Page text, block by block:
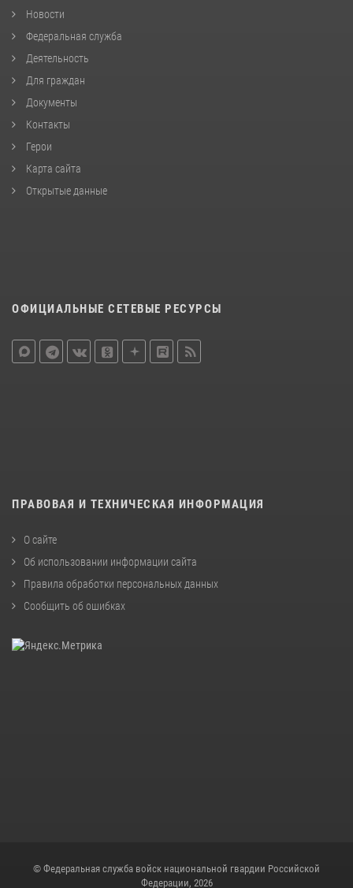
Новости
Федеральная служба
Деятельность
Для граждан
Документы
Контакты
Герои
Карта сайта
Открытые данные
ОФИЦИАЛЬНЫЕ СЕТЕВЫЕ РЕСУРСЫ
ПРАВОВАЯ И ТЕХНИЧЕСКАЯ ИНФОРМАЦИЯ
О сайте
Об использовании информации сайта
Правила обработки персональных данных
Сообщить об ошибках
© Федеральная служба войск национальной гвардии Российской
Федерации, 2026